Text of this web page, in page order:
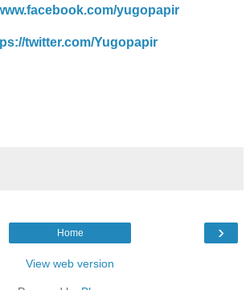
yugopapir
twitter.com/Yugopapir
›
Home
View web version